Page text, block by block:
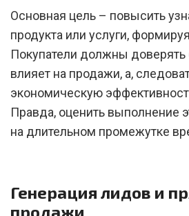
Основная цель – повысить
продукта или услуги,
Покупатели должны доверять
влияет на продажи, а,
экономическую
Правда, оценить выполнение
на длительном промежутке
Генерация лидов и
продажи